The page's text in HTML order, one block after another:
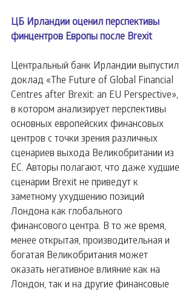
ЦБ Ирландии оценил перспективы
финцентров Европы после Brexit
Центральный банк Ирландии выпустил
доклад «The Future of Global Financial
Centres after Brexit: an EU Perspective»,
в котором анализирует перспективы
основных европейских финансовых
центров с точки зрения различных
сценариев выхода Великобритании из
ЕС. Авторы полагают, что даже худшие
сценарии Brexit не приведут к
заметному ухудшению позиций
Лондона как глобального
финансового центра. В то же время,
менее открытая, производительная и
богатая Великобритания может
оказать негативное влияние как на
Лондон, так и на другие финансовые